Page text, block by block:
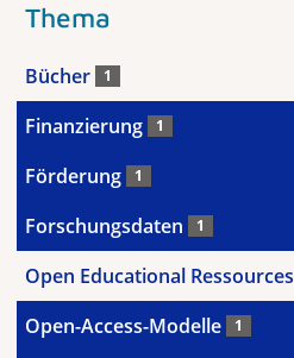
Thema
Bücher 1
Finanzierung 1
Förderung 1
Forschungsdaten 1
Open Educational Ressources
Open-Access-Modelle 1